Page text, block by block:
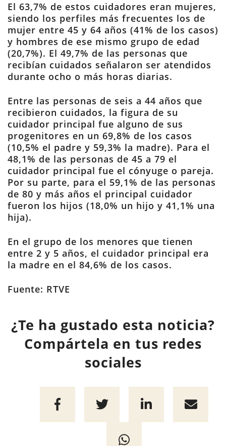
El 63,7% de estos cuidadores eran mujeres,
siendo los perfiles más frecuentes los de
mujer entre 45 y 64 años (41% de los casos)
y hombres de ese mismo grupo de edad
(20,7%). El 49,7% de las personas que
recibían cuidados señalaron ser atendidos
durante ocho o más horas diarias.
Entre las personas de seis a 44 años que
recibieron cuidados, la figura de su
cuidador principal fue alguno de sus
progenitores en un 69,8% de los casos
(10,5% el padre y 59,3% la madre). Para el
48,1% de las personas de 45 a 79 el
cuidador principal fue el cónyuge o pareja.
Por su parte, para el 59,1% de las personas
de 80 y más años el principal cuidador
fueron los hijos (18,0% un hijo y 41,1% una
hija).
En el grupo de los menores que tienen
entre 2 y 5 años, el cuidador principal era
la madre en el 84,6% de los casos.
Fuente: RTVE
¿Te ha gustado esta noticia?
Compártela en tus redes
sociales